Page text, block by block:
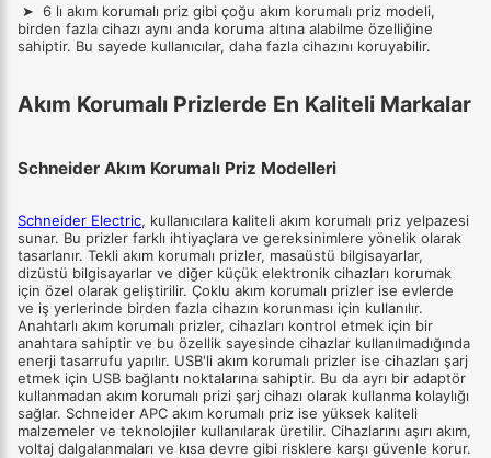
➤ 6 lı akım korumalı priz gibi çoğu akım korumalı priz modeli,
birden fazla cihazı aynı anda koruma altına alabilme özelliğine
sahiptir. Bu sayede kullanıcılar, daha fazla cihazını koruyabilir.
Akım Korumalı Prizlerde En Kaliteli Markalar
Schneider Akım Korumalı Priz Modelleri
Schneider Electric, kullanıcılara kaliteli akım korumalı priz yelpazesi
sunar. Bu prizler farklı ihtiyaçlara ve gereksinimlere yönelik olarak
tasarlanır. Tekli akım korumalı prizler, masaüstü bilgisayarlar,
dizüstü bilgisayarlar ve diğer küçük elektronik cihazları korumak
için özel olarak geliştirilir. Çoklu akım korumalı prizler ise evlerde
ve iş yerlerinde birden fazla cihazın korunması için kullanılır.
Anahtarlı akım korumalı prizler, cihazları kontrol etmek için bir
anahtara sahiptir ve bu özellik sayesinde cihazlar kullanılmadığında
enerji tasarrufu yapılır. USB'li akım korumalı prizler ise cihazları şarj
etmek için USB bağlantı noktalarına sahiptir. Bu da ayrı bir adaptör
kullanmadan akım korumalı prizi şarj cihazı olarak kullanma kolaylığı
sağlar. Schneider APC akım korumalı priz ise yüksek kaliteli
malzemeler ve teknolojiler kullanılarak üretilir. Cihazlarını aşırı akım,
voltaj dalgalanmaları ve kısa devre gibi risklere karşı güvenle korur.